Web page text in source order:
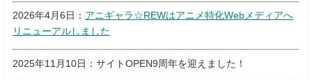
2026年4月6日： アニギャラ☆REWはアニメ特化Webメディアへ
リニューアルしました
2025年11月10日：サイトOPEN9周年を迎えました！